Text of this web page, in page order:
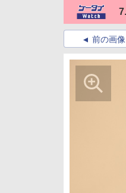
前の画像